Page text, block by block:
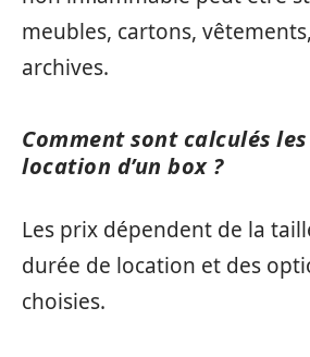
meubles, cartons,
archives.
Comment sont calculés
location d’un box ?
Les prix dépendent de la
durée de location et des
choisies.